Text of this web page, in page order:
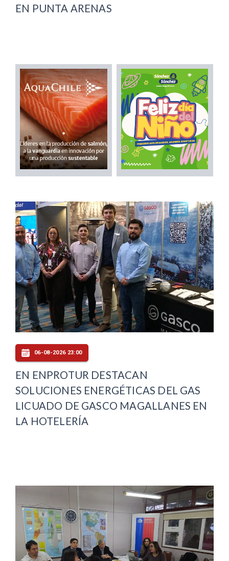
EN PUNTA ARENAS
06-08-2026 23:00
EN ENPROTUR DESTACAN
SOLUCIONES ENERGÉTICAS DEL GAS
LICUADO DE GASCO MAGALLANES EN
LA HOTELERÍA